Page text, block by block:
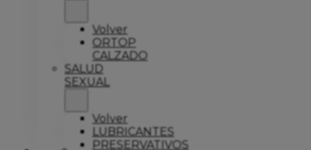
Volver
ORTOP
CALZADO
SALUD
SEXUAL
Volver
LUBRICANTES
PRESERVATIVOS